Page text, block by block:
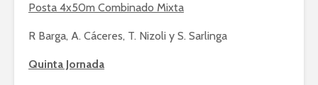
Posta 4x50m Combinado Mixta
R Barga, A. Cáceres, T. Nizoli y S. Sarlinga
Quinta Jornada